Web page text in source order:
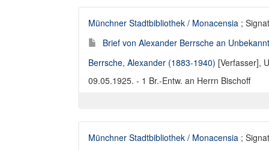
Münchner Stadtbibliothek / Monacensia ;
Brief von Alexander Berrsche an
Berrsche, Alexander (1883-1940) [Verfasser],
09.05.1925. - 1 Br.-Entw. an Herrn Bischoff
Münchner Stadtbibliothek / Monacensia ;